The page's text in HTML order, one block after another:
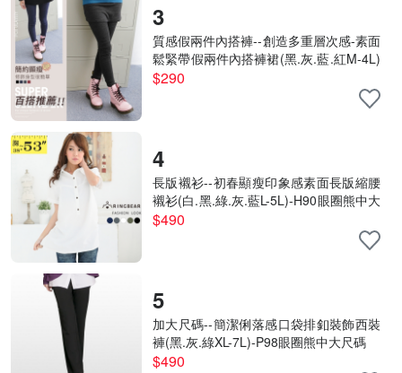
3
質感假兩件內搭褲--創造多重層次感-素面
鬆緊帶假兩件內搭褲裙(黑.灰.藍.紅M-4L)
-P31眼圈熊中大尺碼
$290
4
長版襯衫--初春顯瘦印象感素面長版縮腰
襯衫(白.黑.綠.灰.藍L-5L)-H90眼圈熊中大
尺碼
$490
5
加大尺碼--簡潔俐落感口袋排釦裝飾西裝
褲(黑.灰.綠XL-7L)-P98眼圈熊中大尺碼
$490